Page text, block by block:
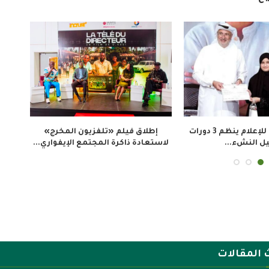
معهد الجزيرة للإعلام ينظم 3 دورات
النشء...
إطلاق فيلم «تلفزيون المخرج»
لاستعادة ذاكرة المجتمع الإيفواري...
المقالات